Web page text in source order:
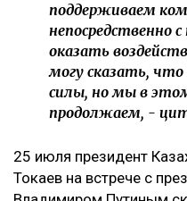
поддерживаем
непосредственно
оказать
могу сказать,
силы, но мы в
продолжаем, -
‎25 июля президент
Токаев на встрече с